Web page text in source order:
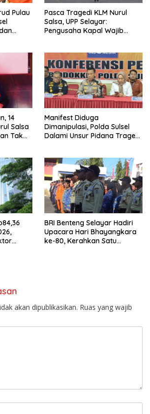
Pulau
‎Pasca Tragedi KLM Nurul
Salsa, UPP Selayar:
Pengusaha Kapal Wajib
14
Salsa
Tak
Manifest Diduga
Dimanipulasi, Polda Sulsel
Dalami Unsur Pidana Tragedi
‎BRI Benteng Selayar Hadiri
Upacara Hari Bhayangkara
ke-80, Kerahkan Satu
akan dipublikasikan. Ruas yang wajib